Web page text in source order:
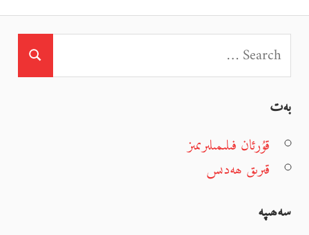
بەت
قۇرئان فىلىمىلىرىمىز
قىرىق ھەدىس
سەھىپە